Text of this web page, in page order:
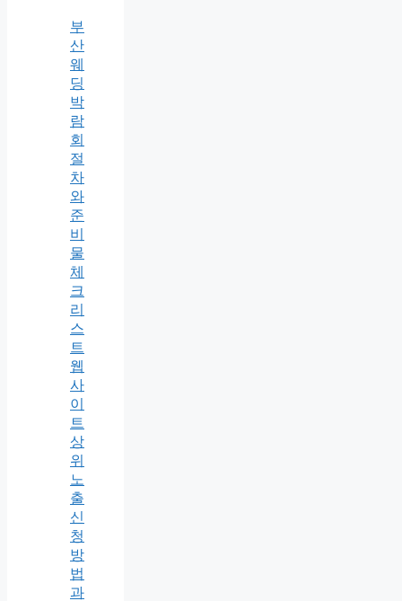
부
산
웨
딩
박
람
회
절
차
와
준
비
물
체
크
리
스
트
웹
사
이
트
상
위
노
출
신
청
방
법
과